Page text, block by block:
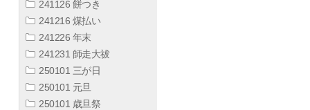
241126 餅つき
241216 煤払い
241226 年末
241231 師走大祓
250101 三が日
250101 元旦
250101 歳旦祭